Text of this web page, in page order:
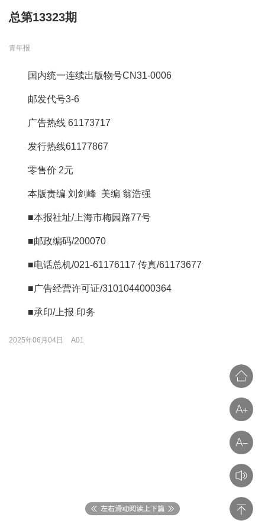
总第13323期
青年报
国内统一连续出版物号CN31-0006
邮发代号3-6
广告热线 61173717
发行热线61177867
零售价 2元
本版责编 刘剑峰 美编 翁浩强
■本报社址/上海市梅园路77号
■邮政编码/200070
■电话总机/021-61176117 传真/61173677
■广告经营许可证/3101044000364
■承印/上报 印务
2025年06月04日 A01